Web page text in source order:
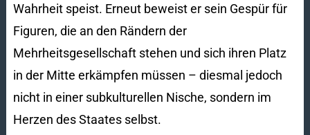
Wahrheit speist. Erneut beweist er sein Gespür für
Figuren, die an den Rändern der
Mehrheitsgesellschaft stehen und sich ihren Platz
in der Mitte erkämpfen müssen – diesmal jedoch
nicht in einer subkulturellen Nische, sondern im
Herzen des Staates selbst.